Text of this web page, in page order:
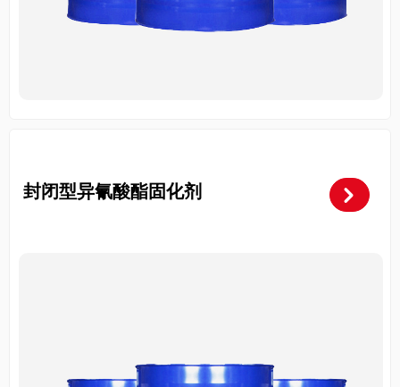
异氰酸酯三聚体固化剂 낑
封闭型异氰酸酯固化剂 낑